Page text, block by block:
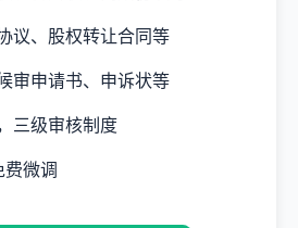
议、股权转让合同等
审申请书、申诉状等
三级审核制度
费微调